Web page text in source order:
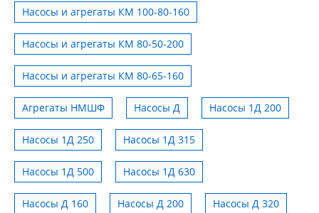
Насосы и агрегаты КМ 100-80-160
Насосы и агрегаты КМ 80-50-200
Насосы и агрегаты КМ 80-65-160
Агрегаты НМШФ Насосы Д Насосы 1Д 200
Насосы 1Д 250 Насосы 1Д 315
Насосы 1Д 500 Насосы 1Д 630
Насосы Д 160 Насосы Д 200 Насосы Д 320